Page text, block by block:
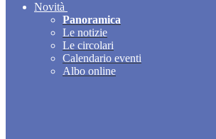
Novità
Panoramica
Le notizie
Le circolari
Calendario eventi
Albo online